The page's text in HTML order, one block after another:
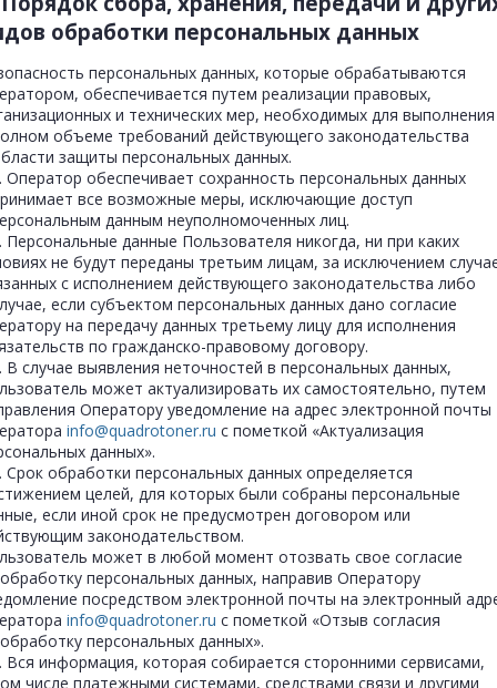
обработки персональных данных
персональных данных, которые обрабатываются
обеспечивается путем реализации правовых,
и технических мер, необходимых для выполнения
объеме требований действующего законодательства
защиты персональных данных.
Оператор обеспечивает сохранность персональных данных
все возможные меры, исключающие доступ
данным неуполномоченных лиц.
Персональные данные Пользователя никогда, ни при каких
не будут переданы третьим лицам, за исключением
с исполнением действующего законодательства либо
если субъектом персональных данных дано согласие
на передачу данных третьему лицу для исполнения
по гражданско-правовому договору.
В случае выявления неточностей в персональных данных,
может актуализировать их самостоятельно, путем
Оператору уведомление на адрес электронной почты
info@quadrotoner.ru с пометкой «Актуализация
данных».
Срок обработки персональных данных определяется
целей, для которых были собраны персональные
если иной срок не предусмотрен договором или
законодательством.
может в любой момент отозвать свое согласие
персональных данных, направив Оператору
посредством электронной почты на электронный
info@quadrotoner.ru с пометкой «Отзыв согласия
персональных данных».
Вся информация, которая собирается сторонними сервисами,
числе платежными системами, средствами связи и другими